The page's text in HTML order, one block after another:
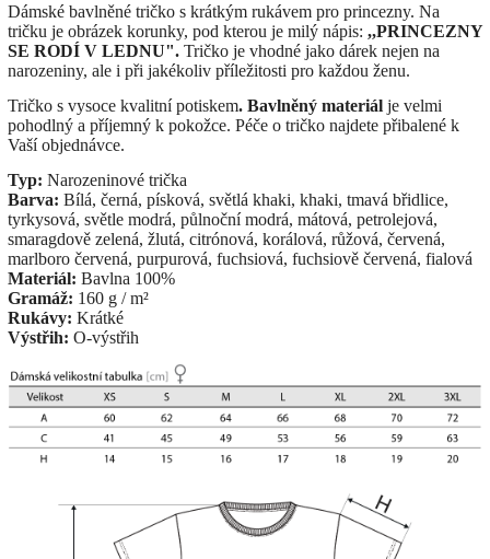
Dámské bavlněné tričko s krátkým rukávem pro princezny. Na
tričku je obrázek korunky, pod kterou je milý nápis: ,,PRINCEZNY
SE RODÍ V LEDNU". Tričko je vhodné jako dárek nejen na
narozeniny, ale i při jakékoliv příležitosti pro každou ženu.
Tričko s vysoce kvalitní potiskem. Bavlněný materiál je velmi
pohodlný a příjemný k pokožce. Péče o tričko najdete přibalené k
Vaší objednávce.
Typ: Narozeninové trička
Barva: Bílá, černá, písková, světlá khaki, khaki, tmavá břidlice,
tyrkysová, světle modrá, půlnoční modrá, mátová, petrolejová,
smaragdově zelená, žlutá, citrónová, korálová, růžová, červená,
marlboro červená, purpurová, fuchsiová, fuchsiově červená, fialová
Materiál: Bavlna 100%
Gramáž: 160 g / m²
Rukávy: Krátké
Výstřih: O-výstřih